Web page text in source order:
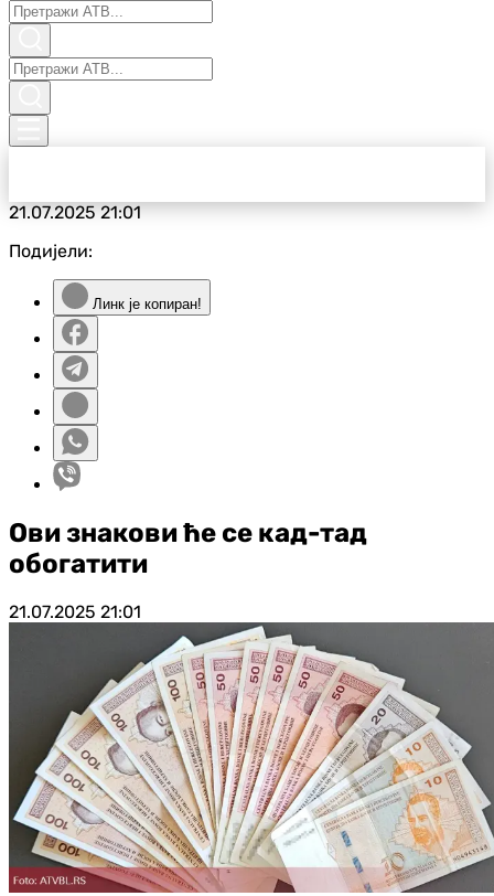
21.07.202521:01
Подијели:
Линк је копиран!
Ови знакови ће се кад-тад
обогатити
21.07.2025 21:01